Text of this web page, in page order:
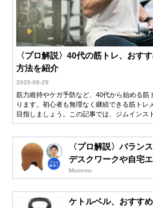
〈プロ解説〉40代の筋トレ、おす
方法を紹介
2025-08-29
筋力維持やケガ予防など、40代から始める筋
ります。初心者も無理なく継続できる筋トレ
目指しましょう。この記事では、ジムインス
〈プロ解説〉バラン
デスクワークや自宅
Moovoo
ケトルベル、おすす